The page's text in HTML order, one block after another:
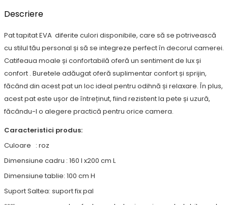
Descriere
Pat tapitat EVA diferite culori disponibile, care să se potrivească
cu stilul tău personal și să se integreze perfect în decorul camerei.
Catifeaua moale și confortabilă oferă un sentiment de lux și
confort . Buretele adăugat oferă suplimentar confort și sprijin,
făcând din acest pat un loc ideal pentru odihnă și relaxare. În plus,
acest pat este ușor de întreținut, fiind rezistent la pete și uzură,
făcându-l o alegere practică pentru orice camera.
Caracteristici produs:
Culoare : roz
Dimensiune cadru : 160 l x200 cm L
Dimensiune tablie: 100 cm H
Suport Saltea: suport fix pal